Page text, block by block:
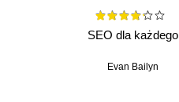
SEO dla każdego
Evan Bailyn